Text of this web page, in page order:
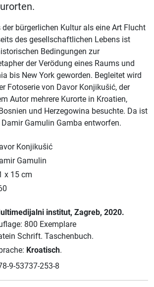
der bürgerlichen Kultur als eine Art Flucht
des gesellschaftlichen Lebens ist
Bedingungen zur
der Verödung eines Raums und
bis New York geworden. Begleitet wird
Fotoserie von Davor Konjikušić, der
Autor mehrere Kurorte in Kroatien,
und Herzegowina besuchte. Da ist
Gamulin Gamba entworfen.
Konjikušić
Gamulin
x 15 cm
institut, Zagreb, 2020.
800 Exemplare
Schrift. Taschenbuch.
Kroatisch.
9-53737-253-8